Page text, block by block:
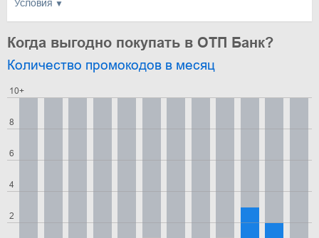
Условия
Когда выгодно покупать в ОТП Банк?
Количество промокодов в месяц
2
4
6
8
10+